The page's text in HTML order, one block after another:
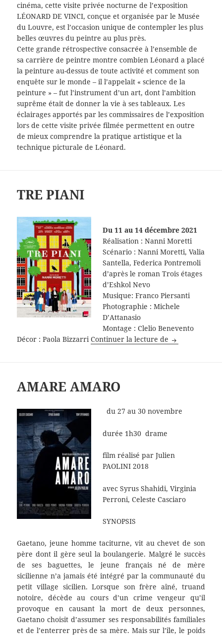
cinéma, cette visite privée nocturne de l’exposition
LÉONARD DE VINCI, conçue et organisée par le Musée
du Louvre, est l’occasion unique de contempler les plus
belles œuvres du peintre au plus près.
Cette grande rétrospective consacrée à l’ensemble de
sa carrière de peintre montre combien Léonard a placé
la peinture au-dessus de toute activité et comment son
enquête sur le monde – il l’appelait « science de la
peinture » – fut l’instrument d’un art, dont l’ambition
suprême était de donner la vie à ses tableaux. Les
éclairages apportés par les commissaires de l’exposition
lors de cette visite privée filmée permettent en outre
de mieux comprendre la pratique artistique et la
technique picturale de Léonard.
TRE PIANI
Du 11 au 14 décembre 2021
Réalisation : Nanni Moretti
Scénario : Nanni Moretti, Valia
Santella, Federica Pontremoli
d’après le roman Trois étages
d’Eshkol Nevo
Musique: Franco Piersanti
Photographie : Michele
D’Attanasio
Montage : Clelio Benevento
Décor : Paola BizzarriContinuer la lecture de TRE PIANI
AMARE AMARO
du 27 au 30 novembre
durée 1h30 drame
film réalisé par Julien
PAOLINI 2018
avec Syrus Shahidi, Virginia
Perroni, Celeste Casciaro
SYNOPSIS
Gaetano, jeune homme taciturne, vit au chevet de son
père dont il gère seul la boulangerie. Malgré le succès
de ses baguettes, le jeune français né de mère
sicilienne n’a jamais été intégré par la communauté du
petit village sicilien. Lorsque son frère aîné, truand
notoire, décède au cours d’un crime vengeur qu’il
provoque en causant la mort de deux personnes,
Gaetano choisit d’assumer ses responsabilités familiales
et de l’enterrer près de sa mère. Mais sur l’île, le poids